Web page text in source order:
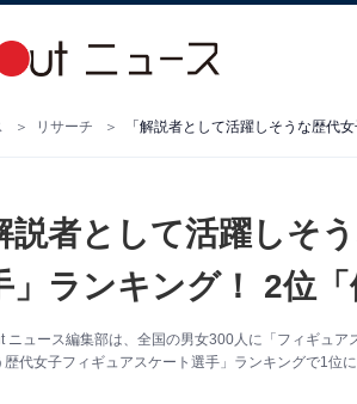
リサーチ
説者として活躍しそ
」ランキング！ 2位
ニュース編集部は、全国の男女300人に「フィギュ
歴代女子フィギュアスケート選手」ランキングで1位